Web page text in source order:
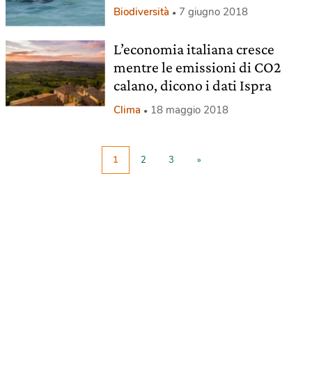
Biodiversità 7 giugno 2018
L’economia italiana cresce
mentre le emissioni di CO2
calano, dicono i dati Ispra
Clima 18 maggio 2018
1 2 3 »